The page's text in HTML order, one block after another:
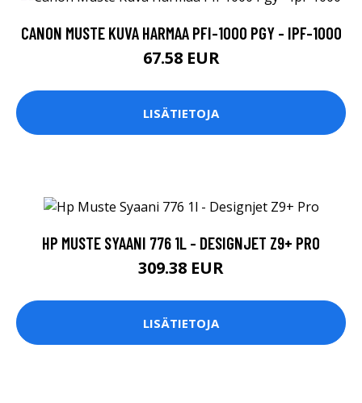
CANON MUSTE KUVA HARMAA PFI-1000 PGY - IPF-1000
67.58 EUR
LISÄTIETOJA
HP MUSTE SYAANI 776 1L - DESIGNJET Z9+ PRO
309.38 EUR
LISÄTIETOJA